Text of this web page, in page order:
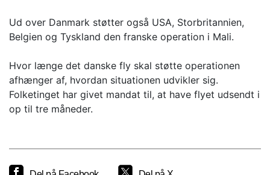
Ud over Danmark støtter også USA, Storbritannien,
Belgien og Tyskland den franske operation i Mali.
Hvor længe det danske fly skal støtte operationen
afhænger af, hvordan situationen udvikler sig.
Folketinget har givet mandat til, at have flyet udsendt i
op til tre måneder.